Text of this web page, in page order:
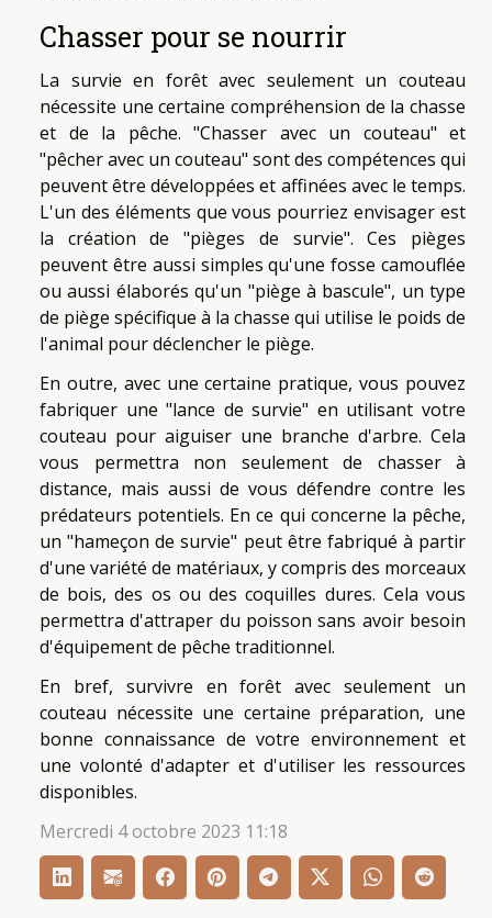
Chasser pour se nourrir
La survie en forêt avec seulement un couteau
nécessite une certaine compréhension de la chasse
et de la pêche. "Chasser avec un couteau" et
"pêcher avec un couteau" sont des compétences qui
peuvent être développées et affinées avec le temps.
L'un des éléments que vous pourriez envisager est
la création de "pièges de survie". Ces pièges
peuvent être aussi simples qu'une fosse camouflée
ou aussi élaborés qu'un "piège à bascule", un type
de piège spécifique à la chasse qui utilise le poids de
l'animal pour déclencher le piège.
En outre, avec une certaine pratique, vous pouvez
fabriquer une "lance de survie" en utilisant votre
couteau pour aiguiser une branche d'arbre. Cela
vous permettra non seulement de chasser à
distance, mais aussi de vous défendre contre les
prédateurs potentiels. En ce qui concerne la pêche,
un "hameçon de survie" peut être fabriqué à partir
d'une variété de matériaux, y compris des morceaux
de bois, des os ou des coquilles dures. Cela vous
permettra d'attraper du poisson sans avoir besoin
d'équipement de pêche traditionnel.
En bref, survivre en forêt avec seulement un
couteau nécessite une certaine préparation, une
bonne connaissance de votre environnement et
une volonté d'adapter et d'utiliser les ressources
disponibles.
Mercredi 4 octobre 2023 11:18